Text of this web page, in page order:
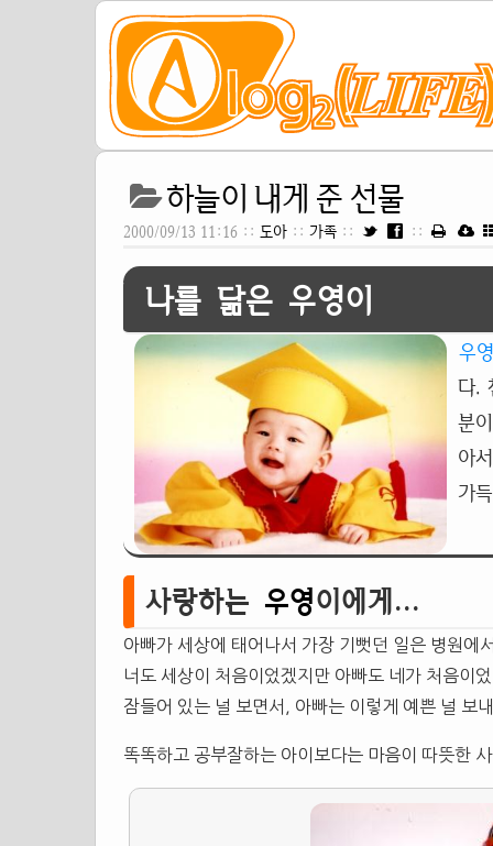
하늘이 내게 준 선물
2000/09/13 11:16 :: 도아 :: 가족 :: ::
나를 닮은 우영이
우영
다.
분
아
가
사랑하는 우영이에게...
아빠가 세상에 태어나서 가장 기뻣던 일은 병원에
너도 세상이 처음이었겠지만 아빠도 네가 처음이
잠들어 있는 널 보면서, 아빠는 이렇게 예쁜 널 보
똑똑하고 공부잘하는 아이보다는 마음이 따뜻한